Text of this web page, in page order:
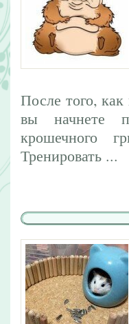
После того,
вы начнете
крошечного
Тренировать ...